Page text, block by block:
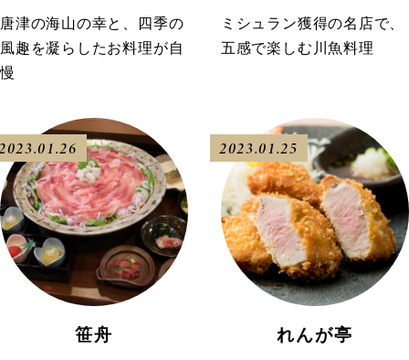
唐津の海山の幸と、四季の
風趣を凝らしたお料理が自
慢
ミシュラン獲得の名店で、
五感で楽しむ川魚料理
笹舟
2023.01.25
れんが亭